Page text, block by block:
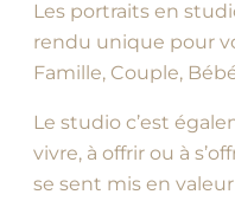
Les portraits en
rendu unique pour
Famille, Couple,
Le studio c’est
vivre, à offrir ou à
se sent mis en